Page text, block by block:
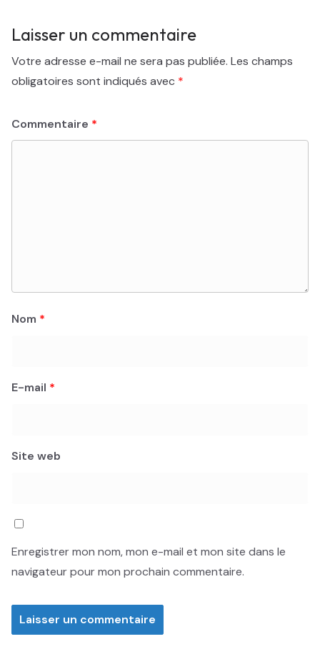
Laisser un commentaire
Votre adresse e-mail ne sera pas publiée. Les champs
obligatoires sont indiqués avec *
Commentaire *
Nom *
E-mail *
Site web
Enregistrer mon nom, mon e-mail et mon site dans le
navigateur pour mon prochain commentaire.